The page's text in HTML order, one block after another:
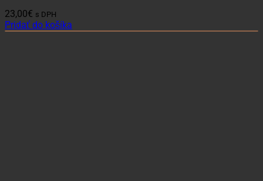
23,00€ s DPH
Pridať do košíka